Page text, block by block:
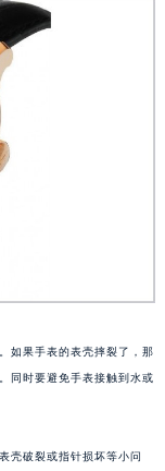
如果手表的表壳摔裂了，那
同时要避免手表接触到水或
壳破裂或指针损坏等小问